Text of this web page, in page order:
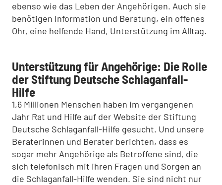
ebenso wie das Leben der Angehörigen. Auch sie
benötigen Information und Beratung, ein offenes
Ohr, eine helfende Hand, Unterstützung im Alltag.
Unterstützung für Angehörige: Die Rolle
der Stiftung Deutsche Schlaganfall-
Hilfe
1,6 Millionen Menschen haben im vergangenen
Jahr Rat und Hilfe auf der Website der Stiftung
Deutsche Schlaganfall-Hilfe gesucht. Und unsere
Beraterinnen und Berater berichten, dass es
sogar mehr Angehörige als Betroffene sind, die
sich telefonisch mit ihren Fragen und Sorgen an
die Schlaganfall-Hilfe wenden. Sie sind nicht nur